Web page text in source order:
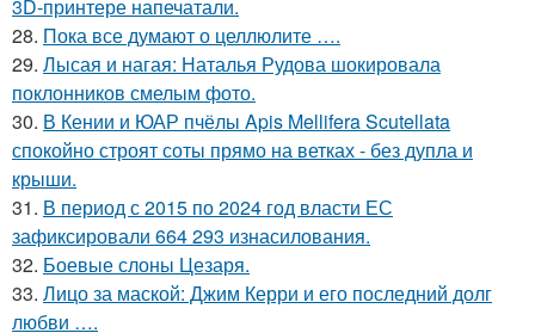
3D-принтере напечатали.
28. Пока все думают о целлюлите ….
29. Лысая и нагая: Наталья Рудова шокировала
поклонников смелым фото.
30. В Кении и ЮАР пчёлы Apis Mellifera Scutellata
спокойно строят соты прямо на ветках - без дупла и
крыши.
31. В период с 2015 по 2024 год власти ЕС
зафиксировали 664 293 изнасилования.
32. Боевые слоны Цезаря.
33. Лицо за маской: Джим Керри и его последний долг
любви ….